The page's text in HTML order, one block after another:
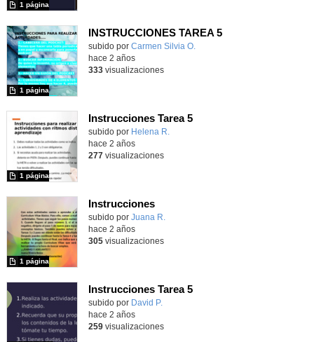
1 página
INSTRUCCIONES TAREA 5
Contenido educativo.
subido por Carmen Silvia O.
1 página
hace 2 años
333visualizaciones
Instrucciones Tarea 5
Contenido educativo.
subido por Helena R.
1 página
hace 2 años
277 visualizaciones
Instrucciones
Contenido educativo.
subido por Juana R.
1 página
hace 2 años
305visualizaciones
Instrucciones Tarea 5
Contenido educativo.
subido por David P.
hace 2 años
259visualizaciones